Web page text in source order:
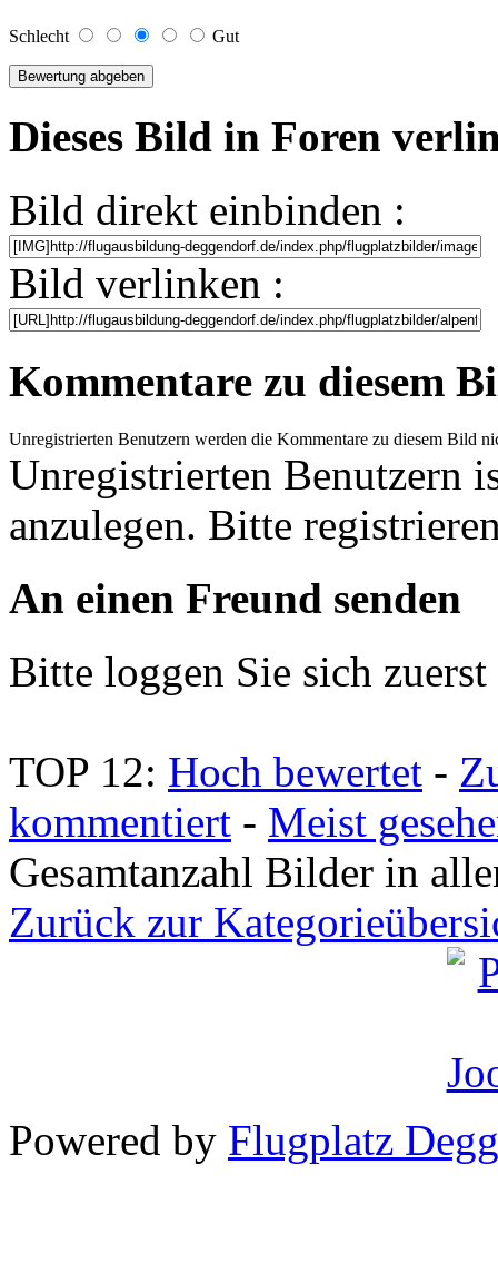
Schlecht Gut
Dieses Bild in Foren
Bild direkt einbinden :
Bild verlinken :
Kommentare zu diesem
Unregistrierten Benutzern werden die Kommentare zu diesem Bild
Unregistrierten Benutzern
anzulegen. Bitte
An einen Freund senden
Bitte loggen Sie sich
TOP 12: Hoch bewertet -
kommentiert - Meist
Gesamtanzahl Bilder in
Zurück zur
Powered by Flugplatz